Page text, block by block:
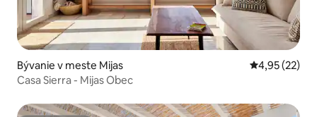
Bývanie v meste Mijas Priemerné
4,95 (22)
Casa Sierra - Mijas Obec